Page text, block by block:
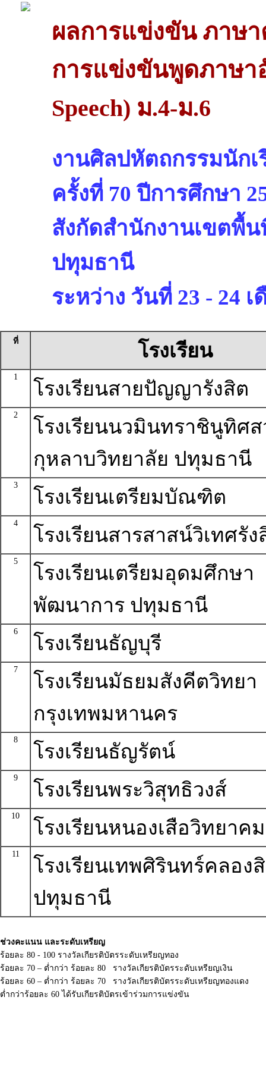
ผลการแข่งขัน ภาษา
การแข่งขันพูดภาษา
Speech) ม.4-ม.6
งานศิลปหัตถกรรมนัก
ครั้งที่ 70 ปีการศึกษา
สังกัดสำนักงานเขตพื้
ปทุมธานี
ระหว่าง วันที่ 23 - 24
ที่ โรงเรียน
1
โรงเรียนสายปัญญารังสิต
2
โรงเรียนนวมินทราชินูทิศ
กุหลาบวิทยาลัย ปทุมธานี
3
โรงเรียนเตรียมบัณฑิต
4
โรงเรียนสารสาสน์วิเทศรัง
5
โรงเรียนเตรียมอุดมศึกษา
พัฒนาการ ปทุมธานี
6
โรงเรียนธัญบุรี
7
โรงเรียนมัธยมสังคีตวิทยา
กรุงเทพมหานคร
8
โรงเรียนธัญรัตน์
9
โรงเรียนพระวิสุทธิวงส์
10
โรงเรียนหนองเสือวิทยาคม
11
โรงเรียนเทพศิรินทร์คลอง
ปทุมธานี
ช่วงคะแนน และระดับเหรียญ
ร้อยละ 80 - 100 รางวัลเกียรติบัตรระดับเหรียญทอง
ร้อยละ 70 – ต่ำกว่า ร้อยละ 80 รางวัลเกียรติบัตรระดับเหรียญเงิน
ร้อยละ 60 – ต่ำกว่า ร้อยละ 70 รางวัลเกียรติบัตรระดับเหรียญทองแดง
ต่ำกว่าร้อยละ 60 ได้รับเกียรติบัตรเข้าร่วมการแข่งขัน